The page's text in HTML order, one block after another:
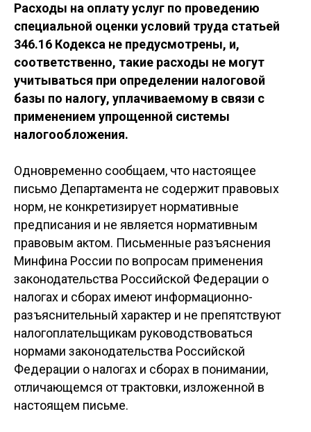
Расходы на оплату услуг по проведению
специальной оценки условий труда статьей
346.16 Кодекса не предусмотрены, и,
соответственно, такие расходы не могут
учитываться при определении налоговой
базы по налогу, уплачиваемому в связи с
применением упрощенной системы
налогообложения.
Одновременно сообщаем, что настоящее
письмо Департамента не содержит правовых
норм, не конкретизирует нормативные
предписания и не является нормативным
правовым актом. Письменные разъяснения
Минфина России по вопросам применения
законодательства Российской Федерации о
налогах и сборах имеют информационно-
разъяснительный характер и не препятствуют
налогоплательщикам руководствоваться
нормами законодательства Российской
Федерации о налогах и сборах в понимании,
отличающемся от трактовки, изложенной в
настоящем письме.